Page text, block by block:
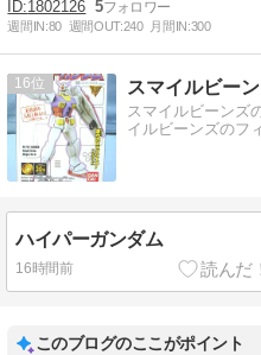
1802126 5
週間IN:80 週間OUT:240 月間IN:300
16 スマイルビー
スマイルビーンズ
イルビーンズのフ
ハイパーガンダム
16時間前
このブログのここがポイント